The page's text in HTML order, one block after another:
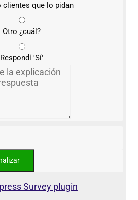
clientes que lo pidan
Otro ¿cuál?
Respondí 'Sí'
Survey plugin